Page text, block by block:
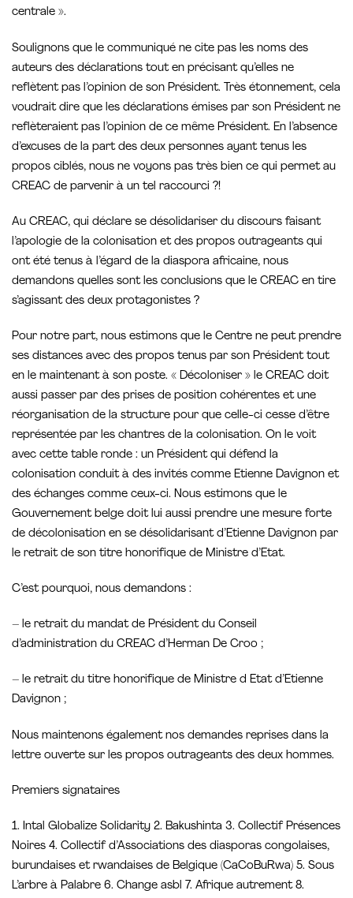
centrale ».
Soulignons que le communiqué ne cite pas les noms des
auteurs des déclarations tout en précisant qu’elles ne
reflètent pas l’opinion de son Président. Très étonnement, cela
voudrait dire que les déclarations émises par son Président ne
reflèteraient pas l’opinion de ce même Président. En l’absence
d’excuses de la part des deux personnes ayant tenus les
propos ciblés, nous ne voyons pas très bien ce qui permet au
CREAC de parvenir à un tel raccourci ?!
Au CREAC, qui déclare se désolidariser du discours faisant
l’apologie de la colonisation et des propos outrageants qui
ont été tenus à l’égard de la diaspora africaine, nous
demandons quelles sont les conclusions que le CREAC en tire
s’agissant des deux protagonistes ?
Pour notre part, nous estimons que le Centre ne peut prendre
ses distances avec des propos tenus par son Président tout
en le maintenant à son poste. « Décoloniser » le CREAC doit
aussi passer par des prises de position cohérentes et une
réorganisation de la structure pour que celle-ci cesse d’être
représentée par les chantres de la colonisation. On le voit
avec cette table ronde : un Président qui défend la
colonisation conduit à des invités comme Etienne Davignon et
des échanges comme ceux-ci. Nous estimons que le
Gouvernement belge doit lui aussi prendre une mesure forte
de décolonisation en se désolidarisant d’Etienne Davignon par
le retrait de son titre honorifique de Ministre d’Etat.
C’est pourquoi, nous demandons :
– le retrait du mandat de Président du Conseil
d’administration du CREAC d’Herman De Croo ;
– le retrait du titre honorifique de Ministre d Etat d’Etienne
Davignon ;
Nous maintenons également nos demandes reprises dans la
lettre ouverte sur les propos outrageants des deux hommes.
Premiers signataires
1. Intal Globalize Solidarity 2. Bakushinta 3. Collectif Présences
Noires 4. Collectif d’Associations des diasporas congolaises,
burundaises et rwandaises de Belgique (CaCoBuRwa) 5. Sous
L’arbre à Palabre 6. Change asbl 7. Afrique autrement 8.